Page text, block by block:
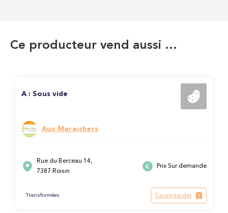
Ce producteur vend aussi …
A : Sous vide
Aux Maraichers
Rue du Berceau 14,
7387 Roisin
Prix Sur demande
Transformées Sauvegarder